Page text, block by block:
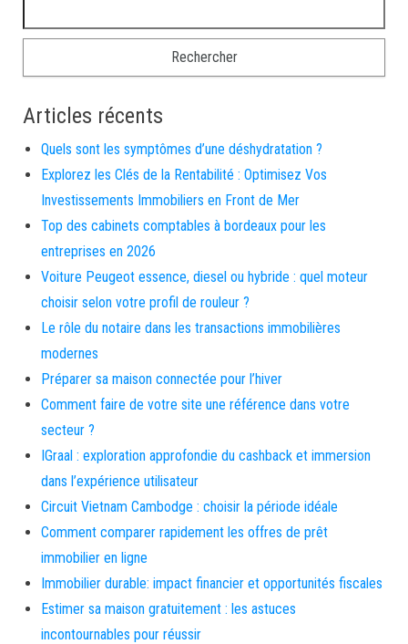
Articles récents
Quels sont les symptômes d’une déshydratation ?
Explorez les Clés de la Rentabilité : Optimisez Vos
Investissements Immobiliers en Front de Mer
Top des cabinets comptables à bordeaux pour les
entreprises en 2026
Voiture Peugeot essence, diesel ou hybride : quel moteur
choisir selon votre profil de rouleur ?
Le rôle du notaire dans les transactions immobilières
modernes
Préparer sa maison connectée pour l’hiver
Comment faire de votre site une référence dans votre
secteur ?
IGraal : exploration approfondie du cashback et immersion
dans l’expérience utilisateur
Circuit Vietnam Cambodge : choisir la période idéale
Comment comparer rapidement les offres de prêt
immobilier en ligne
Immobilier durable: impact financier et opportunités fiscales
Estimer sa maison gratuitement : les astuces
incontournables pour réussir